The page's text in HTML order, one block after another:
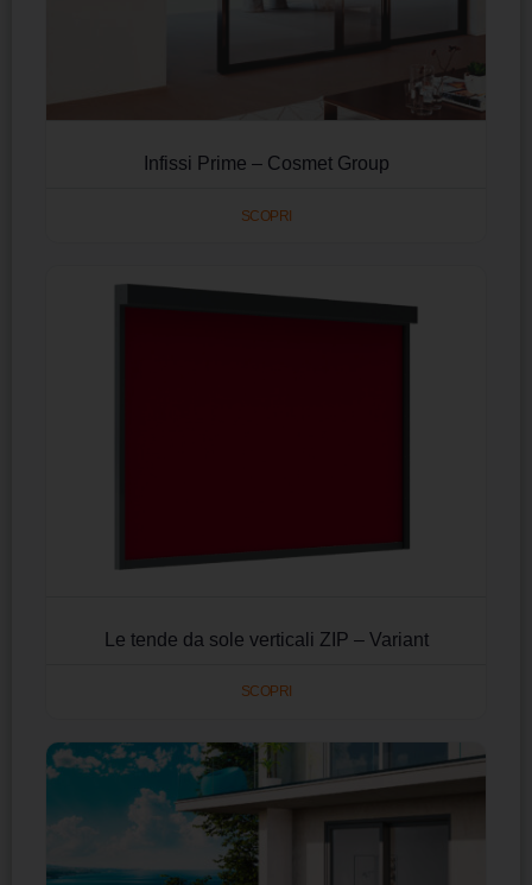
Infissi Prime – Cosmet Group
SCOPRI
Le tende da sole verticali ZIP – Variant
SCOPRI